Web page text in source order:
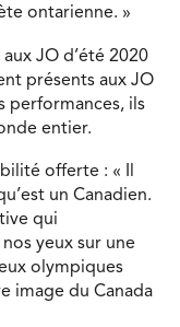
ontarienne. »
JO d’été 2020
présents aux JO
performances, ils
entier.
offerte : « Il
un Canadien.
qui
yeux sur une
olympiques
image du Canada